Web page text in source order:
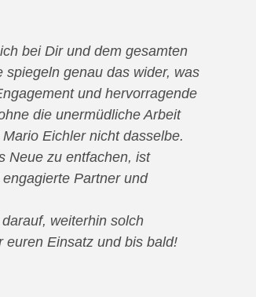
bei Dir und dem gesamten
genau das wider, was
und hervorragende
die unermüdliche Arbeit
Eichler nicht dasselbe.
Neue zu entfachen, ist
Partner und
weiterhin solch
euren Einsatz und bis bald!